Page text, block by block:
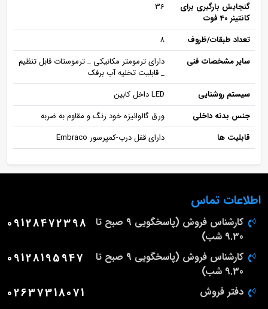
گنجایش بارگیری برای
کانتینر 40 فوت
36
تعداد طبقات/ظروف
8
سایر مشخصات فنی
دارای ترمومتر مکانیکی _ ترموستات قابل تنظیم
_ قابلیت تخلیه آب برفک
سیستم روشنایی
LED داخل کابین
جنس بدنه داخلی
ورق گالوانیزه خود رنگ و مقاوم به ضربه
قابلیت ها
دارای قفل درب-کمپرسور Embraco
اطلاعات تماس
کارشناس فروش (پاسخگویی 9 صبح تا
9.30 شب)
09128472398
کارشناس فروش (پاسخگویی 9 صبح تا
9.30 شب)
09128195947
دفتر فروش 02637318071